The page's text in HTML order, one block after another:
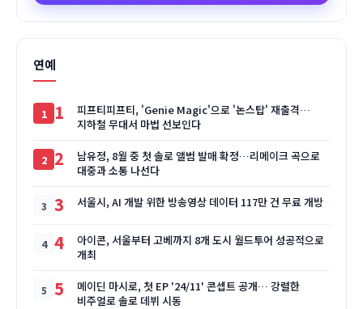
연예
1
피프티피프티, 'Genie Magic'으로 '논스탑' 재출격…
지하철 무대서 마법 선보인다
2
남유정, 8월 중 첫 솔로 앨범 발매 확정…리메이크 곡으로
대중과 소통 나선다
3 서울시, AI 개발 위한 방송영상 데이터 117만 건 무료 개방
4
아이콘, 서울부터 고베까지 8개 도시 월드투어 성공적으로
개최
5
메이딘 마시로, 첫 EP '24/11' 콘셉트 공개… 강렬한
비주얼로 솔로 데뷔 시동